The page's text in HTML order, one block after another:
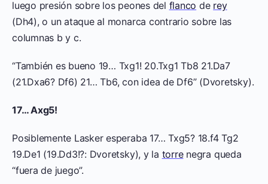
luego presión sobre los peones del flanco de rey
(Dh4), o un ataque al monarca contrario sobre las
columnas b y c.
“También es bueno 19… Txg1! 20.Txg1 Tb8 21.Da7
(21.Dxa6? Df6) 21… Tb6, con idea de Df6” (Dvoretsky).
17… Axg5!
Posiblemente Lasker esperaba 17… Txg5? 18.f4 Tg2
19.De1 (19.Dd3!?: Dvoretsky), y la torrenegra queda
“fuera de juego”.